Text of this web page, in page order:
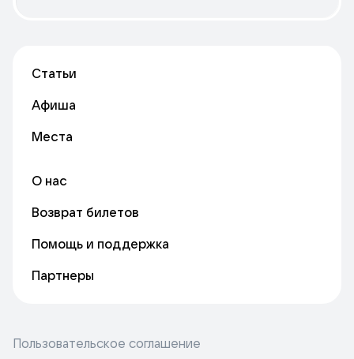
Статьи
Афиша
Места
О нас
Возврат билетов
Помощь и поддержка
Партнеры
Пользовательское соглашение